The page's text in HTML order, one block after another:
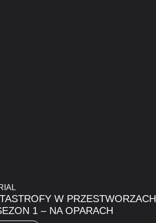
W PRZESTWORZACH
1 – NA OPARACH